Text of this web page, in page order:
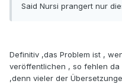
Said Nursi prangert nur
Definitiv ,das Problem ist ,
veröffentlichen , so fehlen
,denn vieler der